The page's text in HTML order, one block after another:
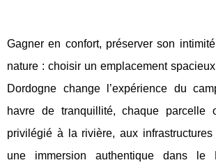
Gagner en confort, préserver son
nature : choisir un emplacement
Dordogne change l’expérience du
havre de tranquillité, chaque parcelle
privilégié à la rivière, aux
une immersion authentique dans le